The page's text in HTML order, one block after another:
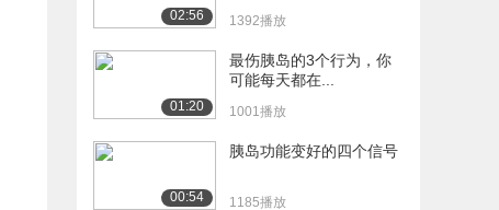
02:56 1392播放
01:20
最伤胰岛的3个行为，你
可能每天都在...
1001播放
00:54
胰岛功能变好的四个信号
1185播放